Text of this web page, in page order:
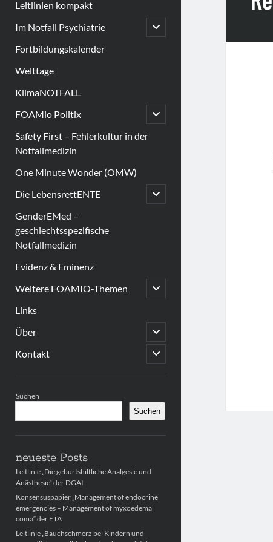
Leitlinien kompakt
Im Notfall Psychiatrie
open
child
Fortbildungskalender
Welttage
KlimaNOTFALL
FOAMio Politix
open
child
Safety First – Fehlerkultur in der
Notfallmedizin
One Minute Wonder (OMW)
Die LebensrettENTE
open
child
GenderEMed –
geschlechtsspezifische
Notfallmedizin
Evidenz & Eminenz
Weitere FOAMIO-Themen
open
child
Links
Über
open
child
menu
Kontakt
open
child
Suchen
Suchen
neueste Posts
Leitlinie „Die geburtshilfliche Analgesie und
Anästhesie“ der DGAI
Konsensuspapier „Management of endocrine
emergencies – Management of myxoedema
coma“ der ETA
Leitlinie „Bauchschmerz bei Kindern und